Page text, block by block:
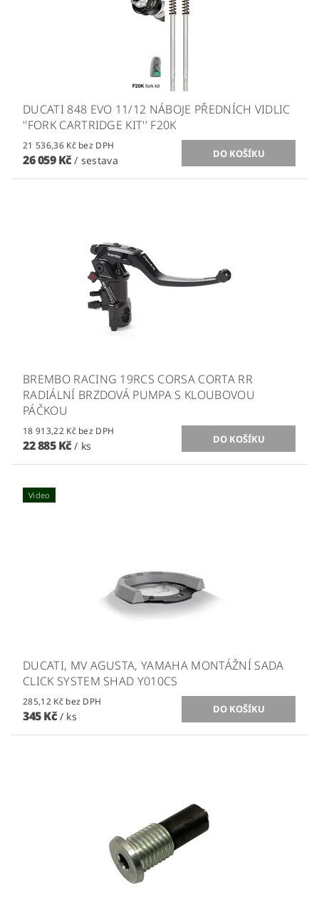
DUCATI 848 EVO 11/12 NÁBOJE PŘEDNÍCH VIDLIC
''FORK CARTRIDGE KIT'' F20K
21 536,36 Kč bez DPH
26 059 Kč/ sestava
BREMBO RACING 19RCS CORSA CORTA RR
RADIÁLNÍ BRZDOVÁ PUMPA S KLOUBOVOU
PÁČKOU
18 913,22 Kč bez DPH
22 885 Kč/ ks
Video
DUCATI, MV AGUSTA, YAMAHA MONTÁŽNÍ SADA
CLICK SYSTEM SHAD Y010CS
285,12 Kč bez DPH
345 Kč / ks